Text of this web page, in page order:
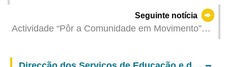
Pessoal para a Promoção da Saúde Comunitária"
Reforçar a capacidade de construção das
comunidade saudável
Seguinte notícia
Actividade “Pôr a Comunidade em Movimento”